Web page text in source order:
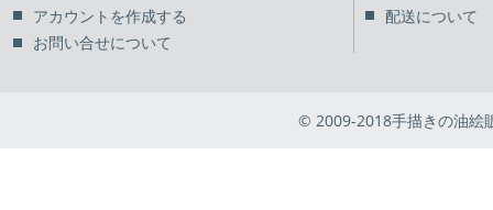
アカウントを作成する
お問い合せについて
配送について
© 2009-2018手描きの油絵